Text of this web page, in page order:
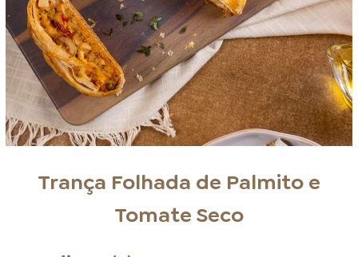
Trança Folhada de Palmito e
Tomate Seco